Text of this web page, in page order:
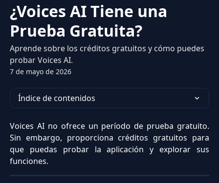
¿Voices AI Tiene una
Prueba Gratuita?
Aprende sobre los créditos gratuitos y cómo puedes
probar Voices AI.
7 de mayo de 2026
Índice de contenidos
Voices AI no ofrece un período de prueba gratuito.
Sin embargo, proporciona créditos gratuitos para
que puedas probar la aplicación y explorar sus
funciones.